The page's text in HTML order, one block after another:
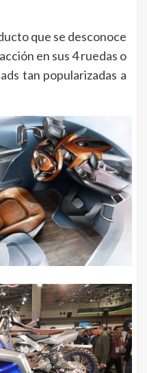
que se desconoce
en sus 4 ruedas o
tan popularizadas a